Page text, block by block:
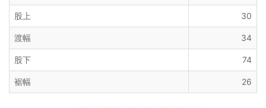
股上 30
渡幅 34
股下 74
裾幅 26